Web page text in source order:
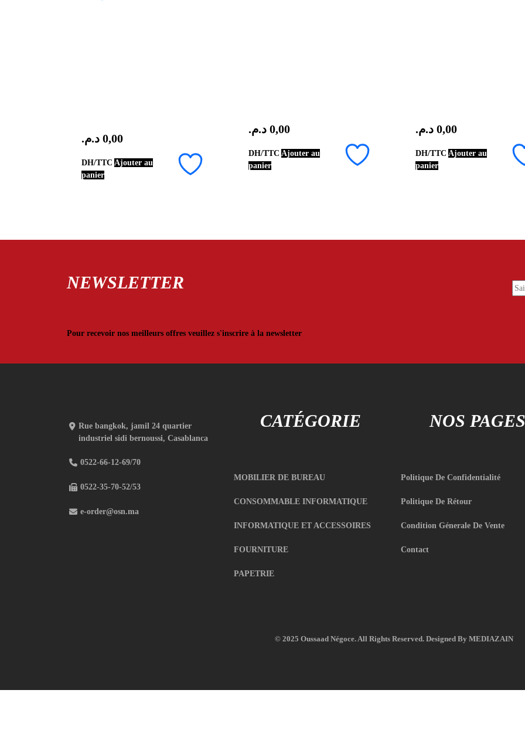
0,00 د.م.
DH/TTC Ajouter au
panier
0,00 د.م.
DH/TTC Ajouter au
panier
0,00 د.م.
DH/TTC Ajouter au
panier
NEWSLETTER
Pour recevoir nos meilleurs offres veuillez s'inscrire à la newsletter
Rue bangkok, jamil 24 quartier
industriel sidi bernoussi, Casablanca
0522-66-12-69/70
0522-35-70-52/53
e-order@osn.ma
CATÉGORIE
MOBILIER DE BUREAU
CONSOMMABLE INFORMATIQUE
INFORMATIQUE ET ACCESSOIRES
FOURNITURE
PAPETRIE
NOS PAGES
Politique De Confidentialité
Politique De Rétour
Condition Génerale De Vente
Contact
© 2025 Oussaad Négoce. All Rights Reserved. Designed By MEDIAZAIN